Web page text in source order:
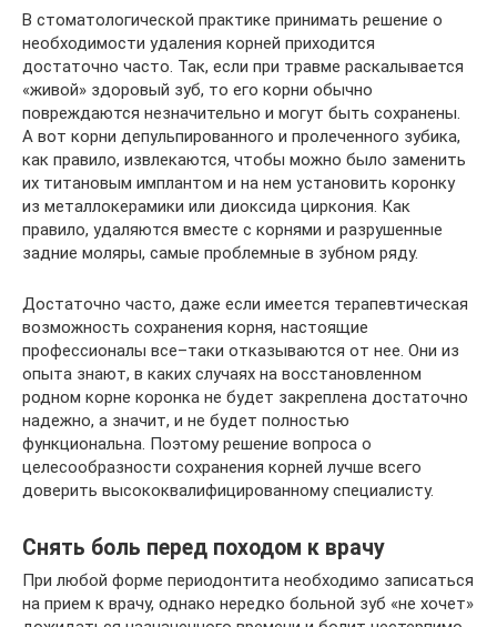
В стоматологической практике принимать решение о
необходимости удаления корней приходится
достаточно часто. Так, если при травме раскалывается
«живой» здоровый зуб, то его корни обычно
повреждаются незначительно и могут быть сохранены.
А вот корни депульпированного и пролеченного зубика,
как правило, извлекаются, чтобы можно было заменить
их титановым имплантом и на нем установить коронку
из металлокерамики или диоксида циркония. Как
правило, удаляются вместе с корнями и разрушенные
задние моляры, самые проблемные в зубном ряду.
Достаточно часто, даже если имеется терапевтическая
возможность сохранения корня, настоящие
профессионалы все–таки отказываются от нее. Они из
опыта знают, в каких случаях на восстановленном
родном корне коронка не будет закреплена достаточно
надежно, а значит, и не будет полностью
функциональна. Поэтому решение вопроса о
целесообразности сохранения корней лучше всего
доверить высококвалифицированному специалисту.
Снять боль перед походом к врачу
При любой форме периодонтита необходимо записаться
на прием к врачу, однако нередко больной зуб «не хочет»